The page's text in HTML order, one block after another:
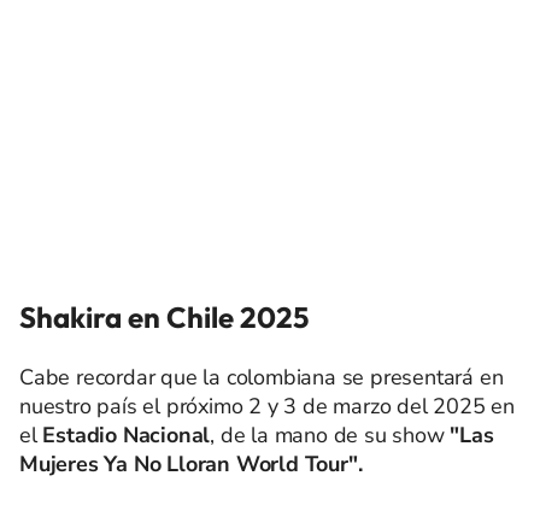
Shakira en Chile 2025
Cabe recordar que la colombiana se presentará en
nuestro país el próximo 2 y 3 de marzo del 2025 en
elEstadio Nacional, de la mano de su show"Las
Mujeres Ya No Lloran World Tour".